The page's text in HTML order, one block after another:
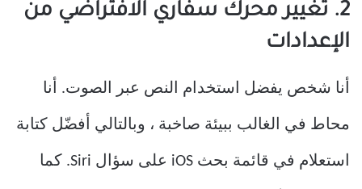
2. تغيير محرك سفاري الافتراضي من
الإعدادات
أنا شخص يفضل استخدام النص عبر الصوت. أنا
محاط في الغالب ببيئة صاخبة ، وبالتالي أفضّل كتابة
استعلام في قائمة بحث iOS على سؤال Siri. كما